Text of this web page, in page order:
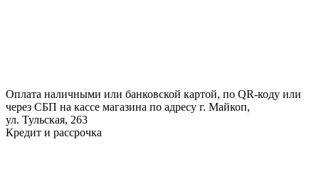
Оплата наличными или банковской картой, по QR-коду или
через СБП на кассе магазина по адресу г. Майкоп,
ул. Тульская, 263
Кредит и рассрочка